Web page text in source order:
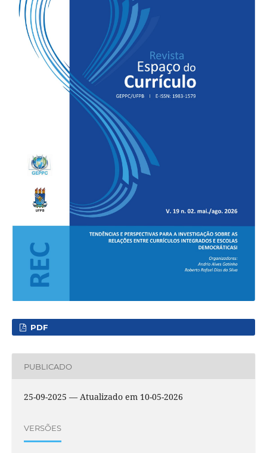
PDF
PUBLICADO
25-09-2025 — Atualizado em 10-05-2026
VERSÕES